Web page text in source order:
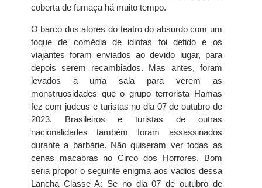
coberta de fumaça há muito tempo.
O barco dos atores do teatro do absurdo com um
toque de comédia de idiotas foi detido e os
viajantes foram enviados ao devido lugar, para
depois serem recambiados. Mas antes, foram
levados a uma sala para verem as
monstruosidades que o grupo terrorista Hamas
fez com judeus e turistas no dia 07 de outubro de
2023. Brasileiros e turistas de outras
nacionalidades também foram assassinados
durante a barbárie. Não quiseram ver todas as
cenas macabras no Circo dos Horrores. Bom
seria propor o seguinte enigma aos vadios dessa
Lancha Classe A: Se no dia 07 de outubro de